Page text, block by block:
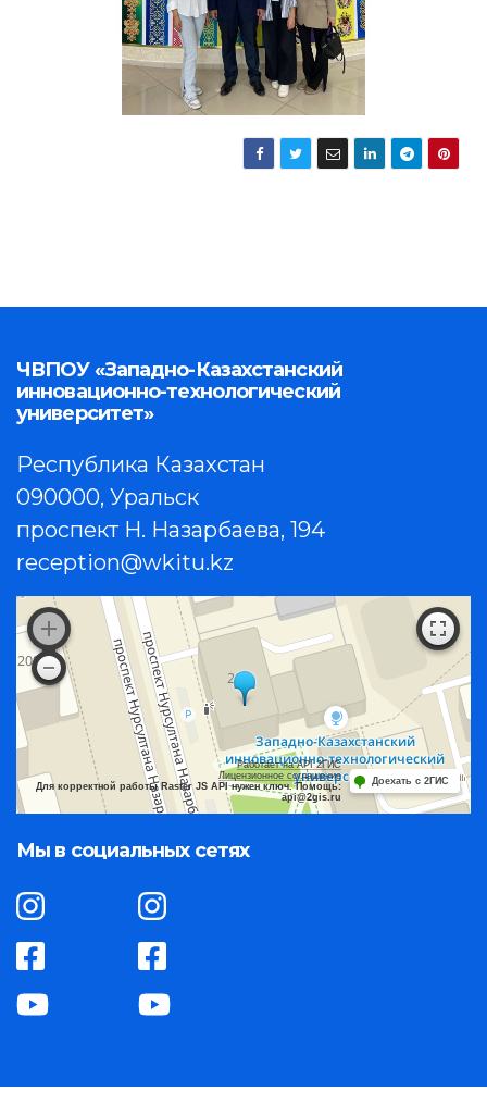
ЧВПОУ «Западно-Казахстанский
инновационно-технологический
университет»
Республика Казахстан
090000, Уральск
проспект Н. Назарбаева, 194
reception@wkitu.kz
Работает на API 2ГИС
Лицензионное соглашение
Для корректной работы Raster JS API нужен ключ. Помощь:
api@2gis.ru
Доехать с 2ГИС
Мы в социальных сетях